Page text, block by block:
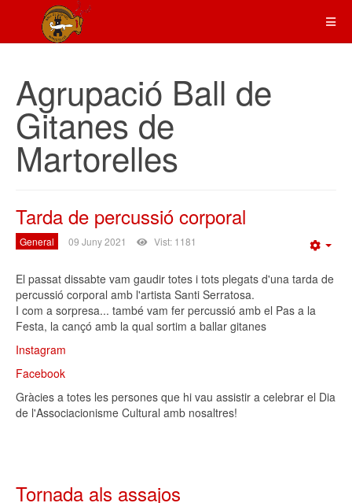
Agrupació Ball de
Gitanes de
Martorelles
Tarda de percussió corporal
General 09 Juny 2021 Vist: 1181
El passat dissabte vam gaudir totes i tots plegats d'una tarda de
percussió corporal amb l'artista Santi Serratosa.
I com a sorpresa... també vam fer percussió amb el Pas a la
Festa, la cançó amb la qual sortim a ballar gitanes
Instagram
Facebook
Gràcies a totes les persones que hi vau assistir a celebrar el Dia
de l'Associacionisme Cultural amb nosaltres!
Tornada als assajos